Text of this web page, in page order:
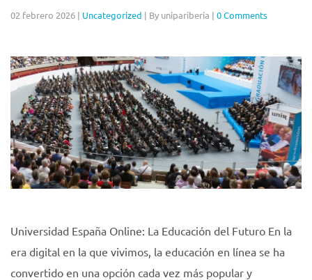
02 febrero 2026 | Uncategorized | By unipariberia | 0 Comments
Universidad España Online: La Educación del Futuro En la
era digital en la que vivimos, la educación en línea se ha
convertido en una opción cada vez más popular y